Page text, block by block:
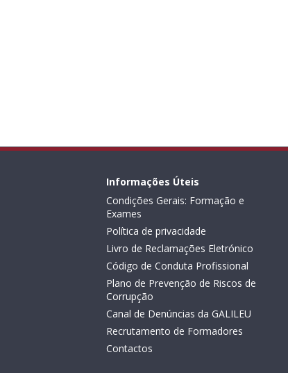
Informações Úteis
Condições Gerais: Formação e
Exames
Política de privacidade
Livro de Reclamações Eletrónico
Código de Conduta Profissional
Plano de Prevenção de Riscos de
Corrupção
Canal de Denúncias da GALILEU
Recrutamento de Formadores
Contactos